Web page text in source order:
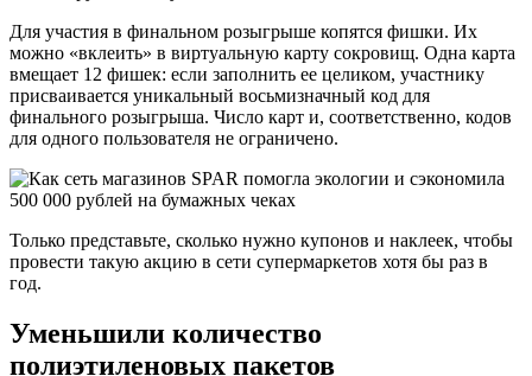
Для участия в финальном розыгрыше копятся фишки. Их
можно «вклеить» в виртуальную карту сокровищ. Одна карта
вмещает 12 фишек: если заполнить ее целиком, участнику
присваивается уникальный восьмизначный код для
финального розыгрыша. Число карт и, соответственно, кодов
для одного пользователя не ограничено.
Только представьте, сколько нужно купонов и наклеек, чтобы
провести такую акцию в сети супермаркетов хотя бы раз в
год.
Уменьшили количество
полиэтиленовых пакетов